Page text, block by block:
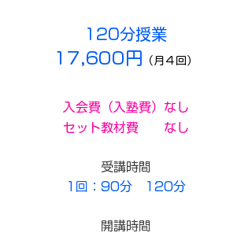
120分授業
17,600円 （月４回）
入会費（入塾費）なし
セット教材費 なし
受講時間
1回：90分 120分
開講時間